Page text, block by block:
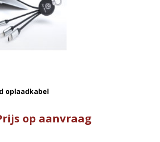
oplaadkabel
op aanvraag